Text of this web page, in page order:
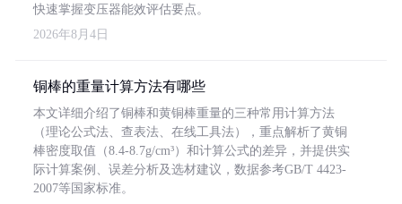
快速掌握变压器能效评估要点。
2026年8月4日
铜棒的重量计算方法有哪些
本文详细介绍了铜棒和黄铜棒重量的三种常用计算方法
（理论公式法、查表法、在线工具法），重点解析了黄铜
棒密度取值（8.4-8.7g/cm³）和计算公式的差异，并提供实
际计算案例、误差分析及选材建议，数据参考GB/T 4423-
2007等国家标准。